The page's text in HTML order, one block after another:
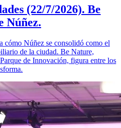
(22/7/2026). Be
Núñez.
cómo Núñez se consolidó como el
de la ciudad. Be Nature,
de Innovación, figura entre los